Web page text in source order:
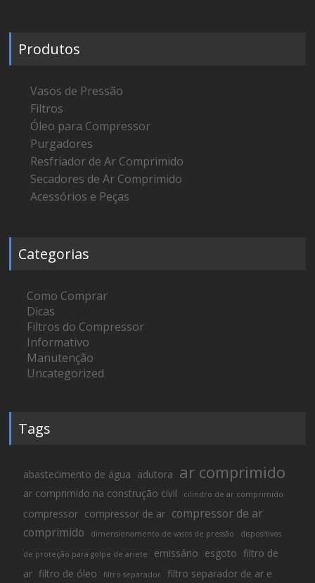
Produtos
Vasos de Pressão
Filtros
Óleo para Compressor
Purgadores
Resfriador de Ar Comprimido
Secadores de Ar Comprimido
Acessórios e Peças
Categorias
Como Comprar
Dicas
Filtros do Compressor
Informativo
Manutenção
Uncategorized
Tags
abastecimento de água adutora ar comprimido
ar comprimido na construção civil cilindro de ar comprimido
compressor compressor de ar compressor de ar
comprimido
dimensionamento de vasos de pressão dispositivos
de proteção para golpe de ariete emissário esgoto filtro de
ar filtro de óleo filtro separador
filtro separador de ar e